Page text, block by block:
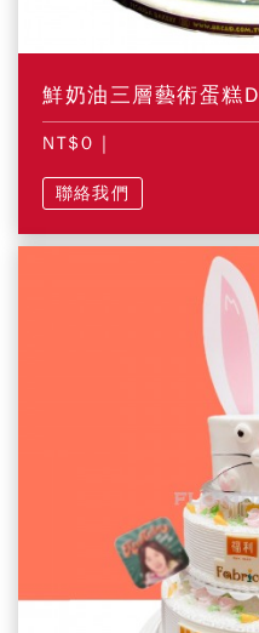
鮮奶油三層藝術蛋糕D
NT$0 |
聯絡我們